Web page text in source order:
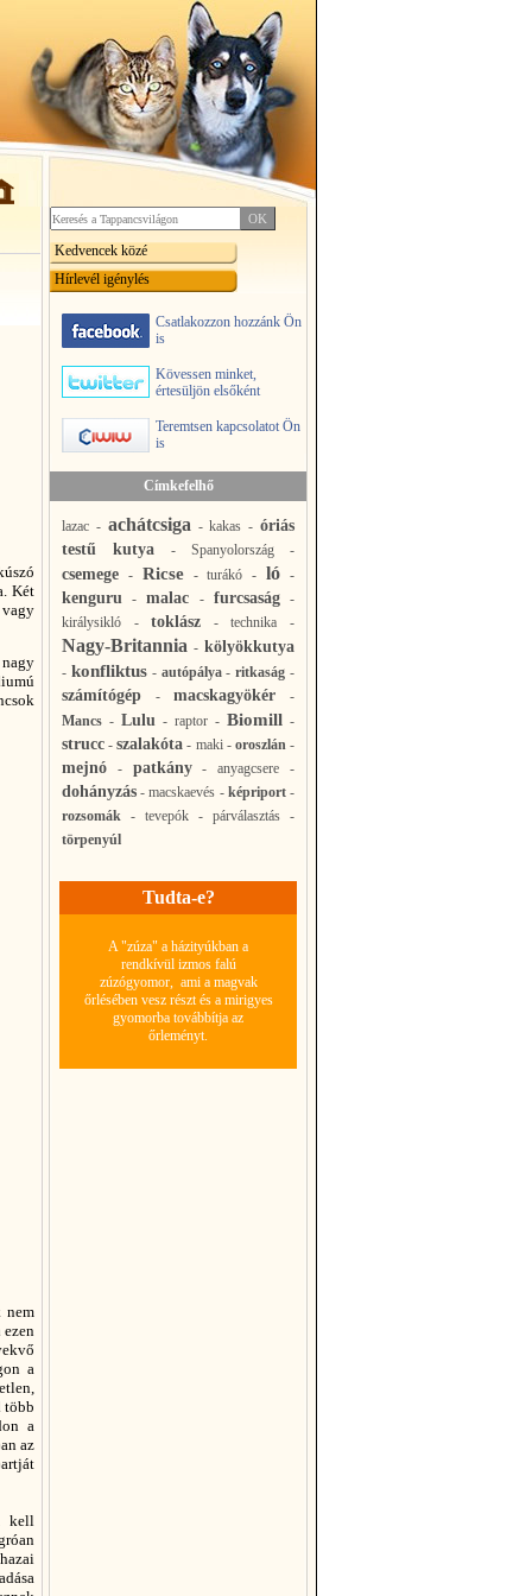
Két
nem
a
több
a
az
kell
Kedvencek közé
Hírlevél igénylés
Csatlakozzon hozzánk Ön
is
Kövessen minket,
értesüljön elsőként
Teremtsen kapcsolatot Ön
is
Címkefelhő
lazac - achátcsiga-kakas -óriás
testű kutya - Spanyolország-
csemege - Ricse-turákó -ló -
kenguru -malac - furcsaság-
királysikló -toklász -technika -
Nagy-Britannia - kölyökkutya
- konfliktus- autópálya-ritkaság -
számítógép -macskagyökér -
Mancs - Lulu - raptor - Biomill -
strucc -szalakóta - maki- oroszlán-
mejnó - patkány-anyagcsere -
dohányzás -macskaevés - képriport-
rozsomák - tevepók - párválasztás -
törpenyúl
Tudta-e?
A "zúza" a házityúkban a
rendkívül izmos falú
zúzógyomor, ami a magvak
őrlésében vesz részt és a mirigyes
gyomorba továbbítja az
őrleményt.